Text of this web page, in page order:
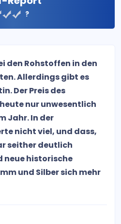
?
den Rohstoffen in den
Allerdings gibt es
Der Preis des
nur unwesentlich
Jahr. In der
nicht viel, und dass,
seither deutlich
neue historische
und Silber sich mehr